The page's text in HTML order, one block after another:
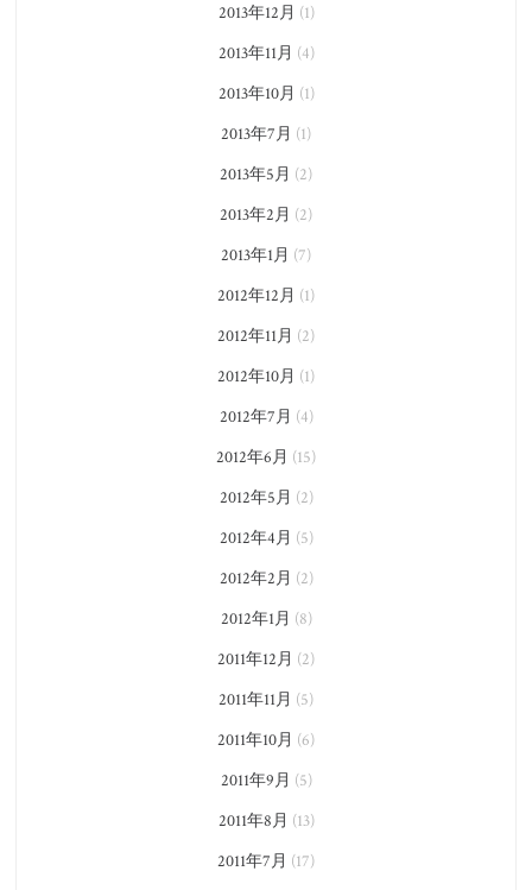
2013年12月 (1)
2013年11月 (4)
2013年10月 (1)
2013年7月 (1)
2013年5月 (2)
2013年2月 (2)
2013年1月 (7)
2012年12月 (1)
2012年11月 (2)
2012年10月 (1)
2012年7月 (4)
2012年6月 (15)
2012年5月 (2)
2012年4月 (5)
2012年2月 (2)
2012年1月 (8)
2011年12月 (2)
2011年11月 (5)
2011年10月 (6)
2011年9月 (5)
2011年8月 (13)
2011年7月 (17)